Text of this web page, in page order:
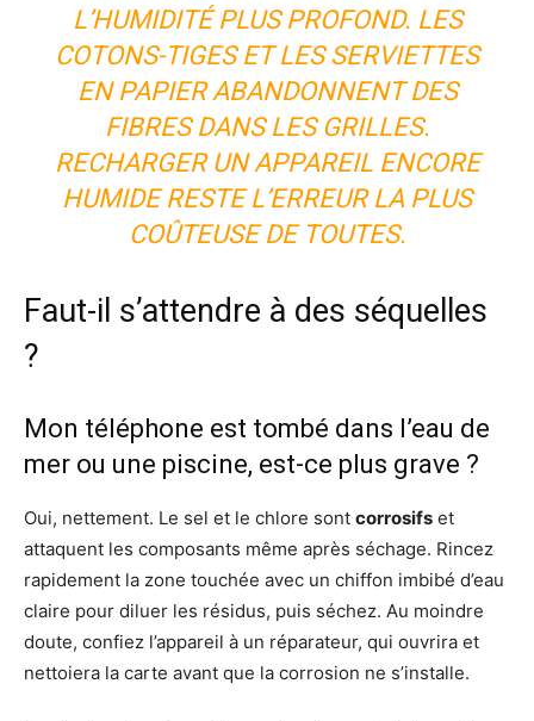
L’HUMIDITÉ PLUS PROFOND. LES
COTONS-TIGES ET LES SERVIETTES
EN PAPIER ABANDONNENT DES
FIBRES DANS LES GRILLES.
RECHARGER UN APPAREIL ENCORE
HUMIDE RESTE L’ERREUR LA PLUS
COÛTEUSE DE TOUTES.
Faut-il s’attendre à des séquelles
?
Mon téléphone est tombé dans l’eau de
mer ou une piscine, est-ce plus grave ?
Oui, nettement. Le sel et le chlore sont corrosifs et
attaquent les composants même après séchage. Rincez
rapidement la zone touchée avec un chiffon imbibé d’eau
claire pour diluer les résidus, puis séchez. Au moindre
doute, confiez l’appareil à un réparateur, qui ouvrira et
nettoiera la carte avant que la corrosion ne s’installe.